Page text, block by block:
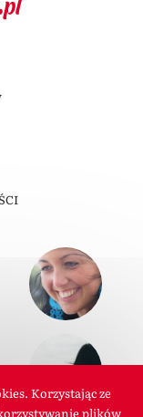
Korzystając ze
plików